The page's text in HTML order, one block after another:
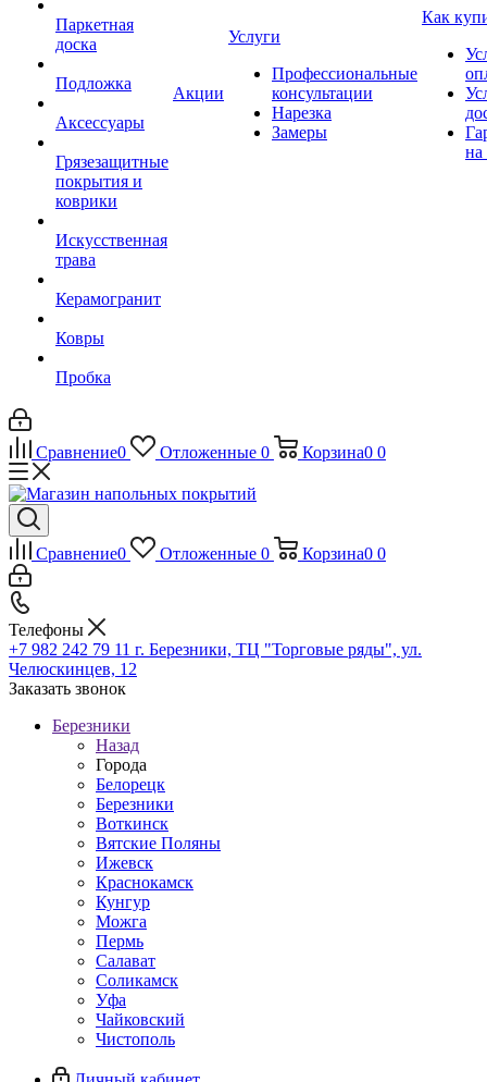
Паркетная
доска
Подложка
Аксессуары
Грязезащитные
покрытия и
коврики
Искусственная
трава
Керамогранит
Ковры
Пробка
Акции
Услуги
Профессиональные
консультации
Нарезка
Замеры
Как
на
Сравнение0 Отложенные 0 Корзина0 0
Сравнение0 Отложенные 0 Корзина0 0
Телефоны
+7 982 242 79 11 г. Березники, ТЦ "Торговые ряды", ул.
Челюскинцев, 12
Заказать звонок
Березники
Назад
Города
Белорецк
Березники
Воткинск
Вятские Поляны
Ижевск
Краснокамск
Кунгур
Можга
Пермь
Салават
Соликамск
Уфа
Чайковский
Чистополь